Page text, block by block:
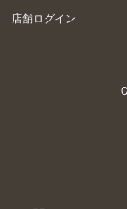
店舗ログイン